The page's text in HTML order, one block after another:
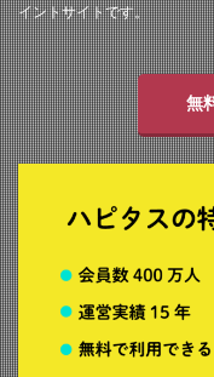
イントサイトです。
無